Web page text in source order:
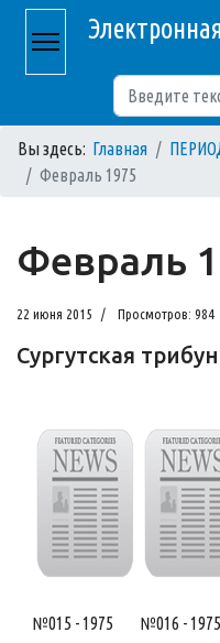
Вы здесь: Главная
Февраль 1975
Февраль
22 июня 2015 Просмотров: 984
Сургутская
№015 - 1975 №016 - 1975